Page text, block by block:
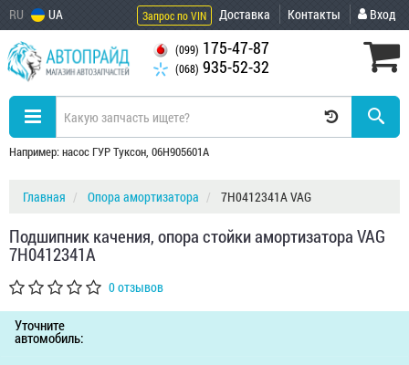
RU UA Запрос по VIN Доставка Контакты Вход
(099) 175-47-87
(068) 935-52-32
Например: насос ГУР Туксон, 06H905601A
Главная Опора амортизатора 7H0412341A VAG
Подшипник качения, опора стойки амортизатора VAG
7H0412341A
0 отзывов
Уточните
автомобиль: